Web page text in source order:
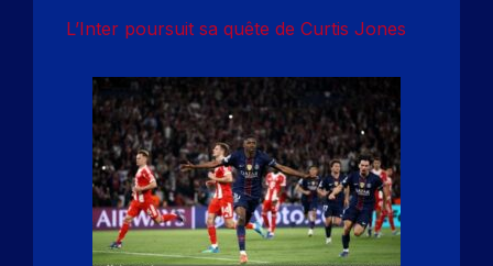
L’Inter poursuit sa quête de Curtis Jones